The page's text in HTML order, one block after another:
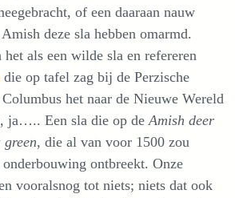
of een daaraan nauw
deze sla hebben omarmd.
als een wilde sla en refereren
die op tafel zag bij de Perzische
het naar de Nieuwe Wereld
ja….. Een sla die op deAmish deer
green, die al van voor 1500 zou
ontbreekt. Onze
vooralsnog tot niets; niets dat ook